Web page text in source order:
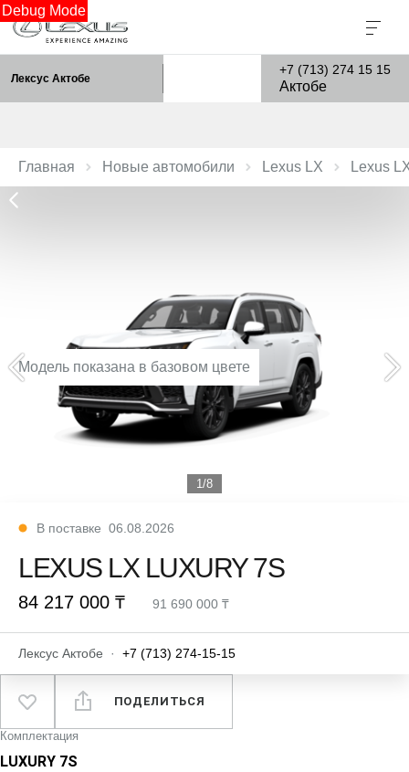
Debug Mode
Лексус Актобе
+7 (713) 274 15 15
Актобе
Главная Новые автомобили Lexus LX Lexus
Модель показана в базовом цвете
1/8
В поставке 06.08.2026
LEXUS LX LUXURY 7S
84 217 000 ₸ 91 690 000 ₸
Лексус Актобе · +7 (713) 274-15-15
ПОДЕЛИТЬСЯ
Комплектация
LUXURY 7S